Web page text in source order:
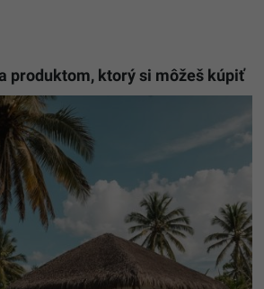
produktom, ktorý si môžeš kúpiť